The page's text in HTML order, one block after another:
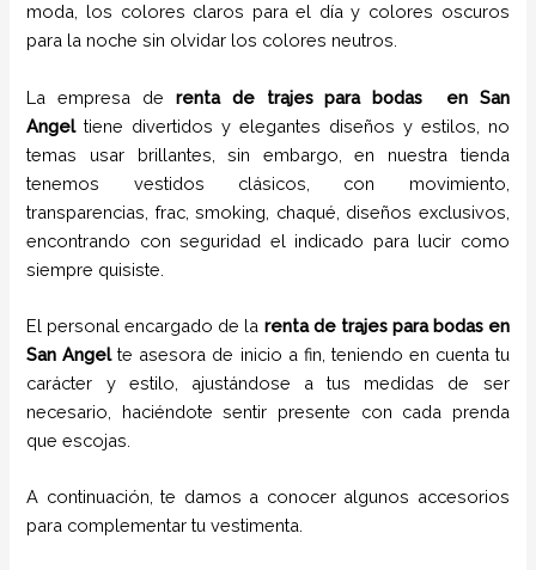
moda, los colores claros para el día y colores oscuros
para la noche sin olvidar los colores neutros.
La empresa de renta de trajes para bodas en San
Angel tiene divertidos y elegantes diseños y estilos,
no
temas usar brillantes, sin embargo, en nuestra tienda
tenemos vestidos clásicos, con movimiento,
transparencias, frac, smoking, chaqué, diseños exclusivos,
encontrando con seguridad el indicado para lucir como
siempre quisiste.
El personal encargado de la renta de trajes para bodas en
San Angelte asesora de inicio a fin, teniendo en cuenta tu
carácter y estilo, ajustándose a tus medidas de ser
necesario, haciéndote sentir presente con cada prenda
que escojas.
A continuación, te damos a conocer algunos accesorios
para complementar tu vestimenta.